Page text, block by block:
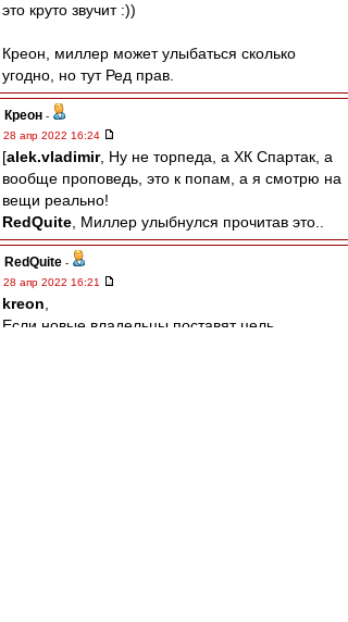
это круто звучит :))
Креон, миллер может улыбаться сколько
угодно, но тут Ред прав.
Креон -
28 апр 2022 16:24
[alek.vladimir, Ну не торпеда, а ХК Спартак, а
вообще проповедь, это к попам, а я смотрю на
вещи реально!
RedQuite , Миллер улыбнулся прочитав это..
RedQuite -
28 апр 2022 16:21
kreon
Если новые владельцы поставят цель